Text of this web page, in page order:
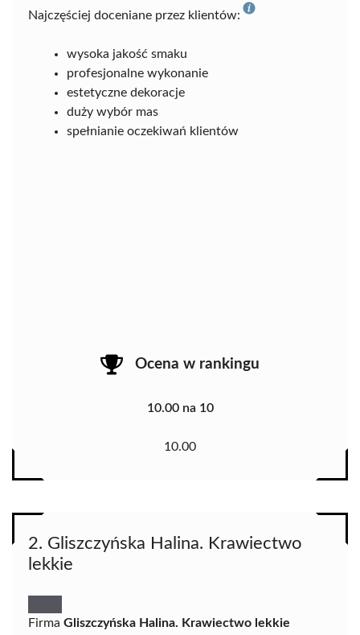
Najczęściej doceniane przez klientów:
wysoka jakość smaku
profesjonalne wykonanie
estetyczne dekoracje
duży wybór mas
spełnianie oczekiwań klientów
Ocena w rankingu
10.00 na 10
10.00
2. Gliszczyńska Halina. Krawiectwo
lekkie
Firma Gliszczyńska Halina. Krawiectwo lekkie